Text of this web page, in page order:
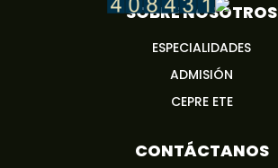
SOBRE NOSOTROS
ESPECIALIDADES
ADMISIÓN
CEPRE ETE
CONTÁCTANOS